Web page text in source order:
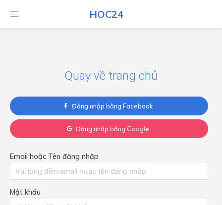
HOC24
HOC24
Quay về trang chủ
Đăng nhập bằng Facebook
Đăng nhập bằng Google
Email hoặc Tên đăng nhập
Mật khẩu